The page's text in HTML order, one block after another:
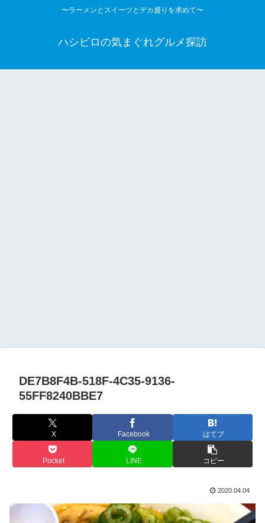
〜ラーメンとスイーツとデカ盛りを求めて〜
ハシビロの気まぐれグルメ探訪
DE7B8F4B-518F-4C35-9136-
55FF8240BBE7
X Facebook はてブ
Pocket LINE コピー
2020.04.04